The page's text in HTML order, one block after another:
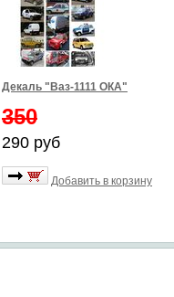
Декаль "Ваз-1111 ОКА"
350
290 руб
Добавить в корзину